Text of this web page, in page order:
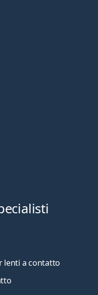
lenti a contatto